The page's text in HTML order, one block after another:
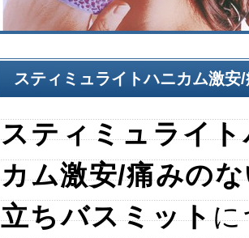
スティミュライトハニカム激
スティミュライト
カム激安/痛みの
立ちバスミットに